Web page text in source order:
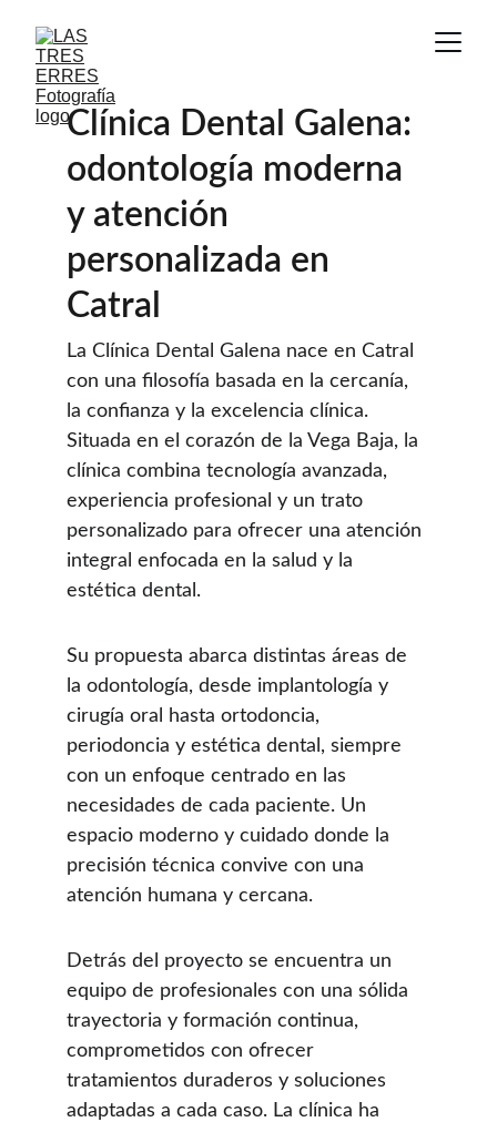
Clínica Dental Galena:
odontología moderna
y atención
personalizada en
Catral
La Clínica Dental Galena nace en Catral
con una filosofía basada en la cercanía,
la confianza y la excelencia clínica.
Situada en el corazón de la Vega Baja, la
clínica combina tecnología avanzada,
experiencia profesional y un trato
personalizado para ofrecer una atención
integral enfocada en la salud y la
estética dental.
Su propuesta abarca distintas áreas de
la odontología, desde implantología y
cirugía oral hasta ortodoncia,
periodoncia y estética dental, siempre
con un enfoque centrado en las
necesidades de cada paciente. Un
espacio moderno y cuidado donde la
precisión técnica convive con una
atención humana y cercana.
Detrás del proyecto se encuentra un
equipo de profesionales con una sólida
trayectoria y formación continua,
comprometidos con ofrecer
tratamientos duraderos y soluciones
adaptadas a cada caso. La clínica ha